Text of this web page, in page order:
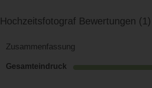
Hochzeitsfotograf Bewertungen 1
Zusammenfassung
Gesamteindruck